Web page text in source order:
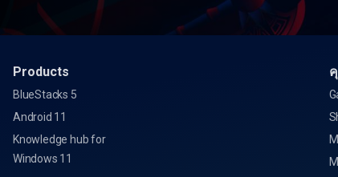
Products
BlueStacks 5
Android 11
Knowledge hub for
Windows 11